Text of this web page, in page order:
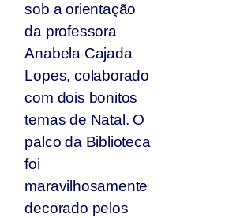
sob a orientação
da professora
Anabela Cajada
Lopes, colaborado
com dois bonitos
temas de Natal. O
palco da Biblioteca
foi
maravilhosamente
decorado pelos